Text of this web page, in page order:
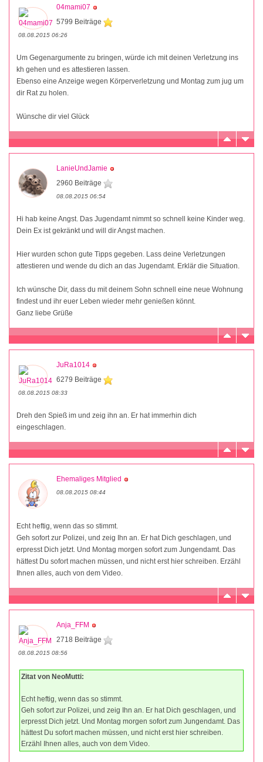
04mami07
5799 Beiträge
08.08.2015 06:26
Um Gegenargumente zu bringen, würde ich mit deinen Verletzung ins
kh gehen und es attestieren lassen.
Ebenso eine Anzeige wegen Körperverletzung und Montag zum jug um
dir Rat zu holen.
Wünsche dir viel Glück
LanieUndJamie
2960 Beiträge
08.08.2015 06:54
Hi hab keine Angst. Das Jugendamt nimmt so schnell keine Kinder weg.
Dein Ex ist gekränkt und will dir Angst machen.
Hier wurden schon gute Tipps gegeben. Lass deine Verletzungen
attestieren und wende du dich an das Jugendamt. Erklär die Situation.
Ich wünsche Dir, dass du mit deinem Sohn schnell eine neue Wohnung
findest und ihr euer Leben wieder mehr genießen könnt.
Ganz liebe Grüße
JuRa1014
6279 Beiträge
08.08.2015 08:33
Dreh den Spieß im und zeig ihn an. Er hat immerhin dich
eingeschlagen.
Ehemaliges Mitglied
08.08.2015 08:44
Echt heftig, wenn das so stimmt.
Geh sofort zur Polizei, und zeig Ihn an. Er hat Dich geschlagen, und
erpresst Dich jetzt. Und Montag morgen sofort zum Jungendamt. Das
hättest Du sofort machen müssen, und nicht erst hier schreiben. Erzähl
Ihnen alles, auch von dem Video.
Anja_FFM
2718 Beiträge
08.08.2015 08:56
Zitat von NeoMutti:
Echt heftig, wenn das so stimmt.
Geh sofort zur Polizei, und zeig Ihn an. Er hat Dich geschlagen, und
erpresst Dich jetzt. Und Montag morgen sofort zum Jungendamt. Das
hättest Du sofort machen müssen, und nicht erst hier schreiben.
Erzähl Ihnen alles, auch von dem Video.